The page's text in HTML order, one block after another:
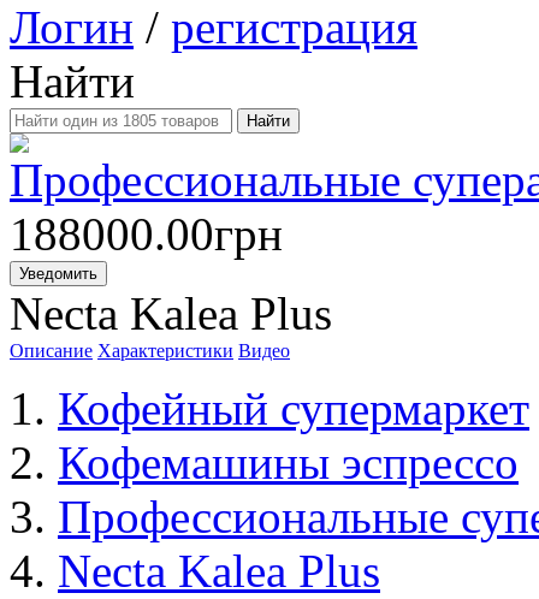
Логин / регистрация
Найти
Профессиональные
188000.00грн
Уведомить
Necta Kalea Plus
Описание Характеристики Видео
Кофейный супермаркет
Кофемашины эспрессо
Профессиональные
Necta Kalea Plus